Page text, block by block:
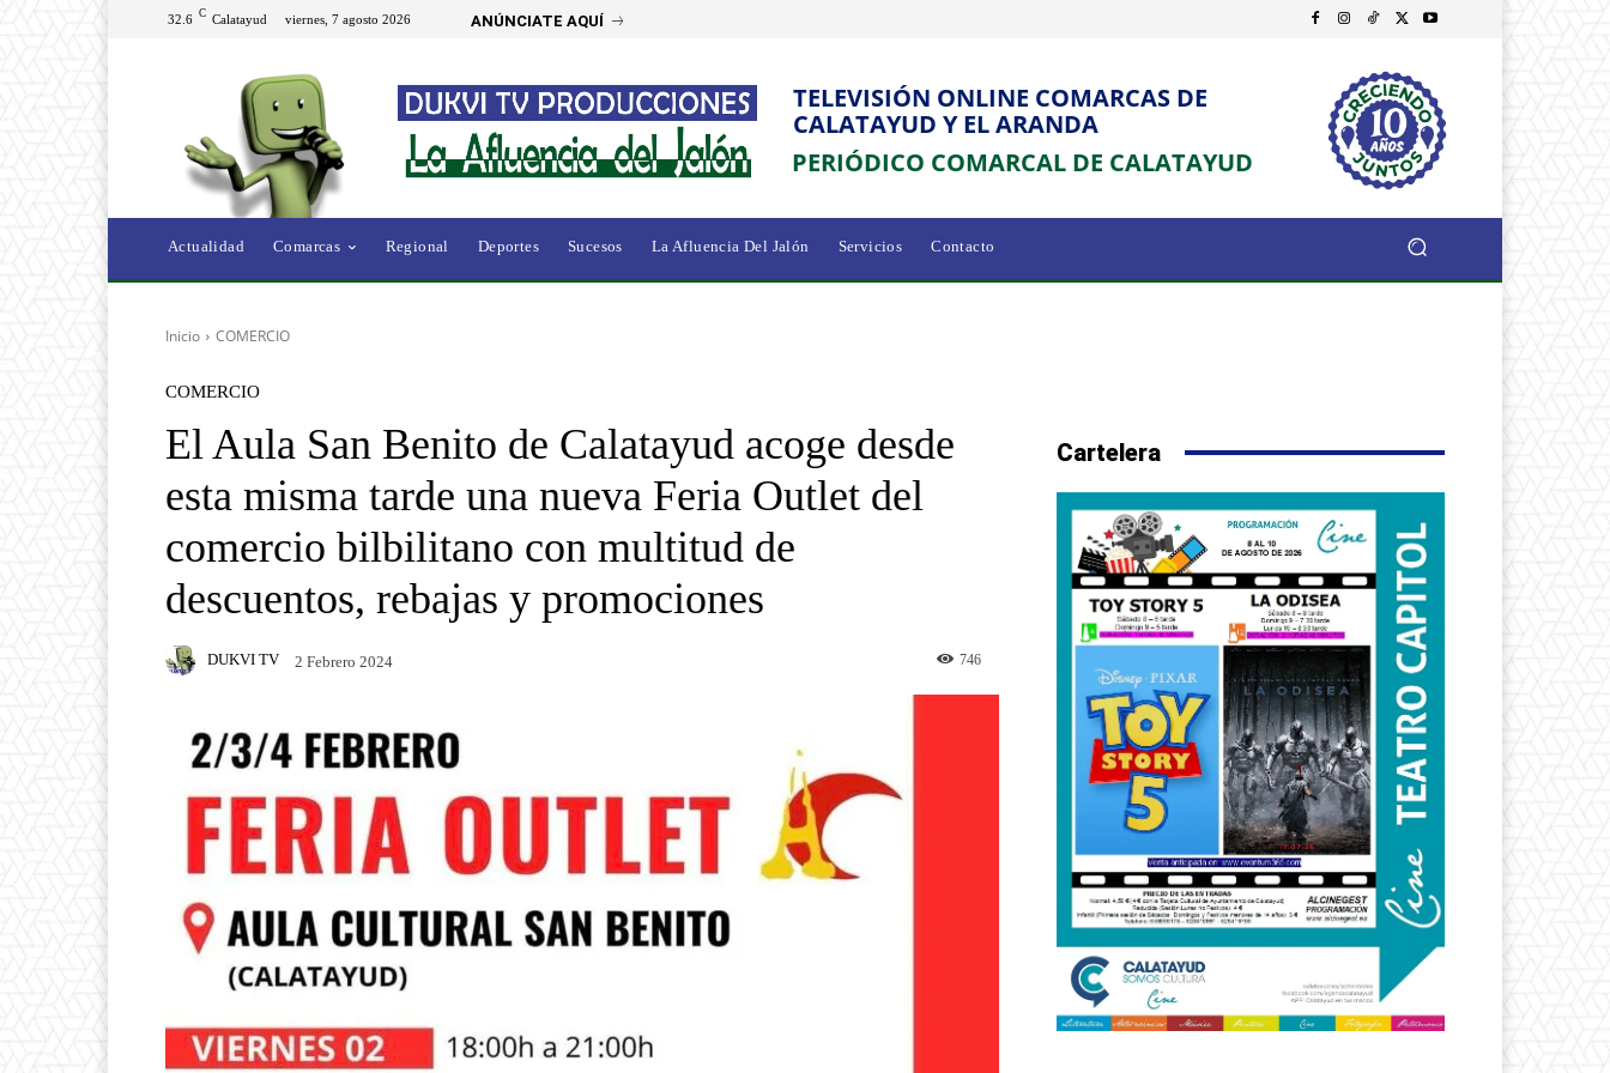
32.6 C Calatayud viernes, 7 agosto 2026 ANÚNCIATE AQUÍ
TELEVISIÓN ONLINE COMARCAS DE
CALATAYUD Y EL ARANDA
PERIÓDICO COMARCAL DE CALATAYUD
Actualidad Comarcas Regional Deportes Sucesos La Afluencia Del Jalón Servicios Contacto
Inicio COMERCIO
COMERCIO
El Aula San Benito de Calatayud acoge desde
esta misma tarde una nueva Feria Outlet del
comercio bilbilitano con multitud de
descuentos, rebajas y promociones
DUKVI TV 2 Febrero 2024 746
Cartelera